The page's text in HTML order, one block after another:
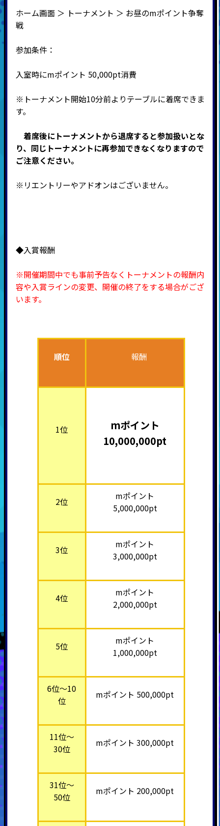
ホーム画面 ＞ トーナメント ＞ お昼のmポイント争奪
戦
参加条件：
入室時にmポイント 50,000pt消費
※トーナメント開始10分前よりテーブルに着席できま
す。
着席後にトーナメントから退席すると参加扱いとな
り、同じトーナメントに再参加できなくなりますので
ご注意ください。
※リエントリーやアドオンはございません。
◆入賞報酬
※開催期間中でも事前予告なくトーナメントの報酬内
容や入賞ラインの変更、開催の終了をする場合がござ
います。
順位 報酬
1位
mポイント
10,000,000pt
2位
mポイント
5,000,000pt
3位
mポイント
3,000,000pt
4位
mポイント
2,000,000pt
5位
mポイント
1,000,000pt
6位～10
位
mポイント 500,000pt
11位～
30位
mポイント 300,000pt
31位～
50位
mポイント 200,000pt